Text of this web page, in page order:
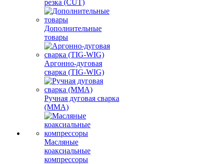
резка (CUT)
Дополнительные
товары
Аргонно-дуговая
сварка (TIG-WIG)
Ручная дуговая сварка
(MMA)
Масляные
коаксиальные
компрессоры